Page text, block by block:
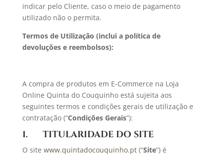
indicar pelo Cliente, caso o meio de pagamento
utilizado não o permita.
Termos de Utilização (inclui a política de
devoluções e reembolsos):
A compra de produtos em E-Commerce na Loja
Online Quinta do Couquinho está sujeita aos
seguintes termos e condições gerais de utilização e
contratação (“Condições Gerais”):
1. TITULARIDADE DO SITE
O site www.quintadocouquinho.pt(“Site”) é